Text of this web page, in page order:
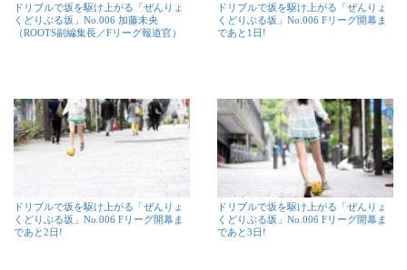
ドリブルで坂を駆け上がる「ぜんりょ
くどりぶる坂」No.006 加藤未央
（ROOTS副編集長／Fリーグ報道官）
ドリブルで坂を駆け上がる「ぜんりょ
くどりぶる坂」No.006 Fリーグ開幕ま
であと1日!
ドリブルで坂を駆け上がる「ぜんりょ
くどりぶる坂」No.006 Fリーグ開幕ま
であと2日!
ドリブルで坂を駆け上がる「ぜんりょ
くどりぶる坂」No.006 Fリーグ開幕ま
であと3日!